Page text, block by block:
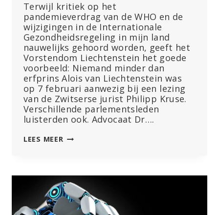
Terwijl kritiek op het
pandemieverdrag van de WHO en de
wijzigingen in de Internationale
Gezondheidsregeling in mijn land
nauwelijks gehoord worden, geeft het
Vorstendom Liechtenstein het goede
voorbeeld: Niemand minder dan
erfprins Alois van Liechtenstein was
op 7 februari aanwezig bij een lezing
van de Zwitserse jurist Philipp Kruse.
Verschillende parlementsleden
luisterden ook. Advocaat Dr….
LEES MEER HET
VORSTENDOM
LIECHTENSTEIN
BEKIJKT